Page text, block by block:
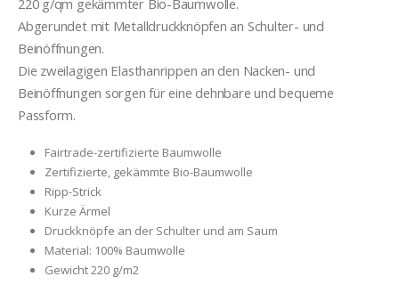
Abgerundet mit Metalldruckknöpfen an Schulter- und
Beinöffnungen.
Die zweilagigen Elasthanrippen an den Nacken- und
Beinöffnungen sorgen für eine dehnbare und bequeme
Passform.
Fairtrade-zertifizierte Baumwolle
Zertifizierte, gekämmte Bio-Baumwolle
Ripp-Strick
Kurze Ärmel
Druckknöpfe an der Schulter und am Saum
Material: 100% Baumwolle
Gewicht 220 g/m2